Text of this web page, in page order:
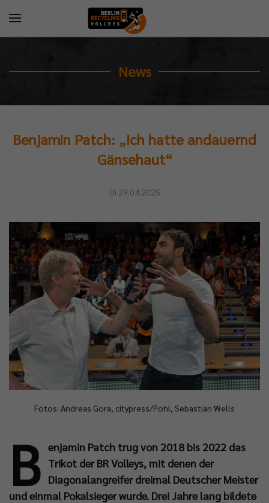
News
Benjamin Patch: „Ich hatte andauernd
Gänsehaut“
Di 29.04.2025
Fotos: Andreas Gora, citypress/Pohl, Sebastian Wells
B enjamin Patch trug von 2018 bis 2022 das
Trikot der BR Volleys, mit denen der
Diagonalangreifer dreimal Deutscher Meister
und einmal Pokalsieger wurde. Drei Jahre lang bildete